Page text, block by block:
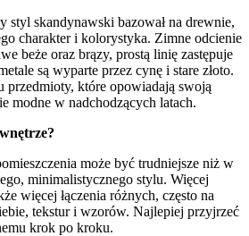
styl skandynawski bazował na drewnie,
charakter i kolorystyka. Zimne odcienie
beże oraz brązy, prostą linię zastępuje
są wyparte przez cynę i stare złoto.
przedmioty, które opowiadają swoją
modne w nadchodzących latach.
może być trudniejsze niż w
minimalistycznego stylu. Więcej
więcej łączenia różnych, często na
tekstur i wzorów. Najlepiej przyjrzeć
krok po kroku.